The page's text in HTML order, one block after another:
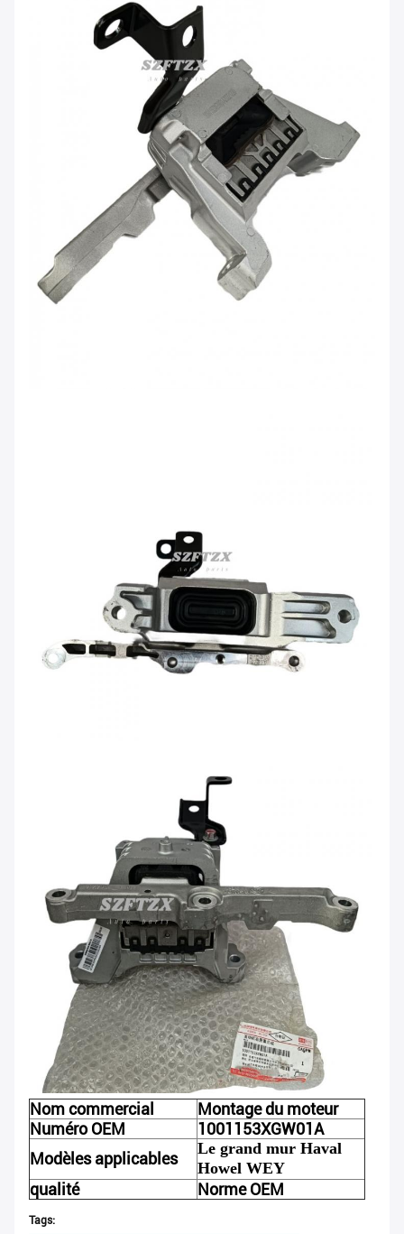
Nom commercial
Montage du moteur
Numéro OEM
1001153XGW01A
Modèles applicables
Le grand mur Haval
Howel WEY
qualité Norme OEM
Tags: